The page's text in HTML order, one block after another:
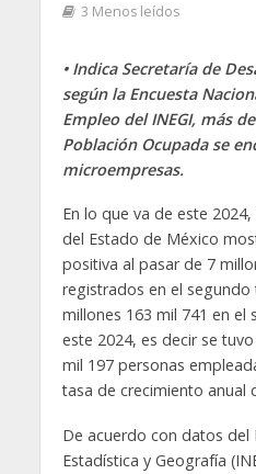
3 Menos leídos
• Indica Secretaría de
según la Encuesta
Empleo del INEGI, más
Población Ocupada se
microempresas.
En lo que va de este
del Estado de México
positiva al pasar de 7
registrados en el
millones 163 mil 741 en el
este 2024, es decir se
mil 197 personas
tasa de crecimiento anual
De acuerdo con datos
Estadística y Geografía